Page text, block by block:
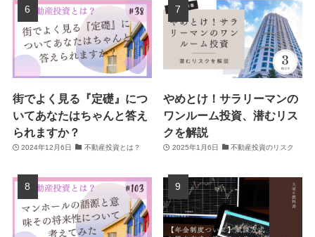
街でよく見る『定礎』につ
いてあなたはちゃんと答え
られますか？
2024年12月6日 不動産投資とは？
やめとけ！サラリーマンの
ワンルーム投資、潜むリス
クを解説
2025年1月6日 不動産投資のリスク